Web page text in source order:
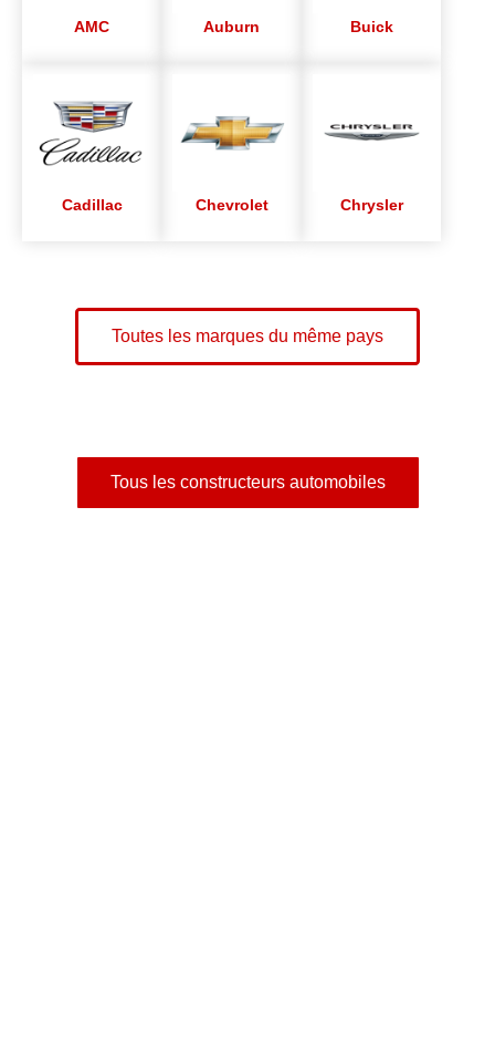
AMC Auburn Buick
Cadillac Chevrolet Chrysler
Toutes les marques du même pays
Tous les constructeurs automobiles